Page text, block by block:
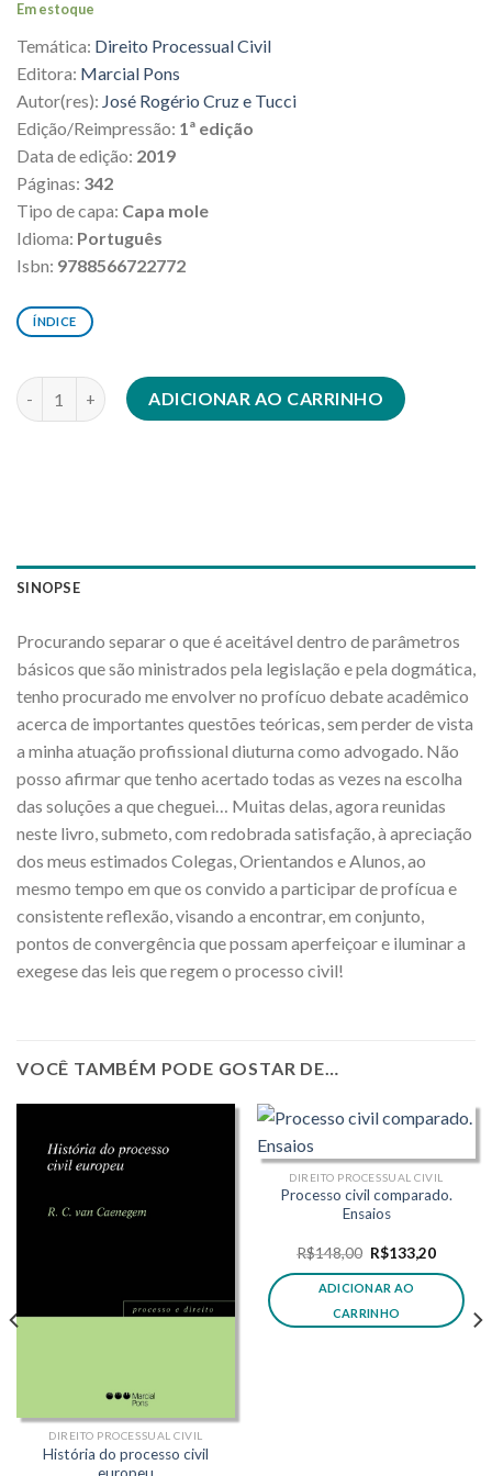
era:
R$194,00.
é:
Em estoque
Temática: Direito Processual Civil
Editora: Marcial Pons
Autor(res): José Rogério Cruz e Tucci
Edição/Reimpressão: 1ª edição
Data de edição: 2019
Páginas: 342
Tipo de capa: Capa mole
Idioma: Português
Isbn: 9788566722772
ÍNDICE
Processo civil e ideologia quantidade
ADICIONAR AO CARRINHO
SINOPSE
Procurando separar o que é aceitável dentro de parâmetros
básicos que são ministrados pela legislação e pela dogmática,
tenho procurado me envolver no profícuo debate acadêmico
acerca de importantes questões teóricas, sem perder de vista
a minha atuação profissional diuturna como advogado. Não
posso afirmar que tenho acertado todas as vezes na escolha
das soluções a que cheguei… Muitas delas, agora reunidas
neste livro, submeto, com redobrada satisfação, à apreciação
dos meus estimados Colegas, Orientandos e Alunos, ao
mesmo tempo em que os convido a participar de profícua e
consistente reflexão, visando a encontrar, em conjunto,
pontos de convergência que possam aperfeiçoar e iluminar a
exegese das leis que regem o processo civil!
VOCÊ TAMBÉM PODE GOSTAR DE…
DIREITO PROCESSUAL CIVIL
História do processo civil
DIREITO PROCESSUAL CIVIL
Processo civil comparado.
Ensaios
R$148,00 O
original
era:
R$148,00.
R$133,20O
atual
ADICIONAR AO
CARRINHO